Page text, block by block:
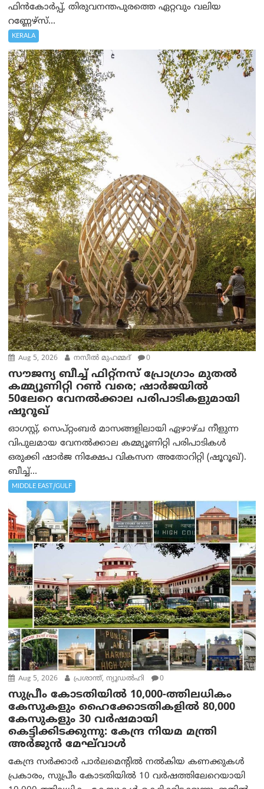
ഫിൻകോർപ്പ്, തിരുവനന്തപുരത്തെ ഏറ്റവും വലിയ
റണ്ണേഴ്‌സ്...
KERALA
Aug 5, 2026 നസീല്‍ മുഹമ്മദ് 0
സൗജന്യ ബീച്ച് ഫിറ്റ്നസ് പ്രോ​ഗ്രാം മുതൽ
കമ്മ്യൂണിറ്റി റൺ വരെ; ഷാർജയിൽ
50ലേറെ വേനൽക്കാല പരിപാടികളുമായി
ഷൂറൂഖ്
ഓഗസ്റ്റ്, സെപ്റ്റംബർ മാസങ്ങളിലായി ഏഴാഴ്ച നീളുന്ന
വിപുലമായ വേനൽക്കാല കമ്മ്യൂണിറ്റി പരിപാടികൾ
ഒരുക്കി ഷാർജ നിക്ഷേപ വികസന അതോറിറ്റി (ഷൂറൂഖ്).
ബീച്ച്...
MIDDLE EAST/GULF
Aug 5, 2026 പ്രശാന്ത്, ന്യൂഡല്‍ഹി 0
സുപ്രീം കോടതിയിൽ 10,000-ത്തിലധികം
കേസുകളും ഹൈക്കോടതികളിൽ 80,000
കേസുകളും 30 വർഷമായി
കെട്ടിക്കിടക്കുന്നു: കേന്ദ്ര നിയമ മന്ത്രി
അര്‍ജുന്‍ മേഘ്‌വാള്‍
കേന്ദ്ര സർക്കാർ പാർലമെന്റിൽ നൽകിയ കണക്കുകൾ
പ്രകാരം, സുപ്രീം കോടതിയിൽ 10 വർഷത്തിലേറെയായി